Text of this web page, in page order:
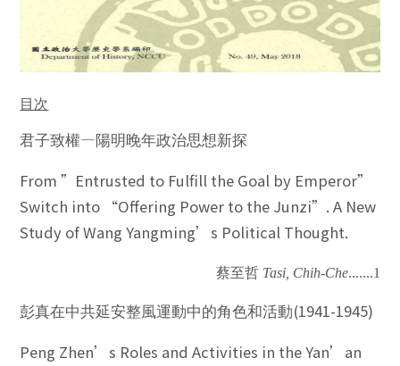
目次
君子致權—陽明晚年政治思想新探
From ”Entrusted to Fulfill the Goal by Emperor”
Switch into “Offering Power to the Junzi”. A New
Study of Wang Yangming’s Political Thought.
蔡至哲 Tasi, Chih-Che.......1
彭真在中共延安整風運動中的角色和活動(1941-1945)
Peng Zhen’s Roles and Activities in the Yan’an